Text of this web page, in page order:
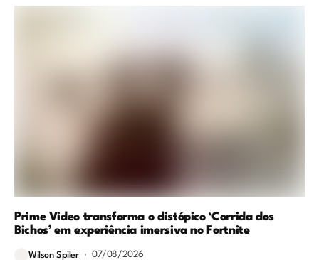
Prime Video transforma o distópico ‘Corrida dos
Bichos’ em experiência imersiva no Fortnite
Wilson Spiler 07/08/2026